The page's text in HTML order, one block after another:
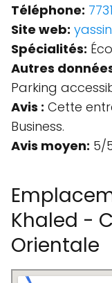
Téléphone:
Site web:
Spécialités:
Autres
Parking
Avis : Cette
Business.
Avis moyen: 5/
Khaled -
Orientale